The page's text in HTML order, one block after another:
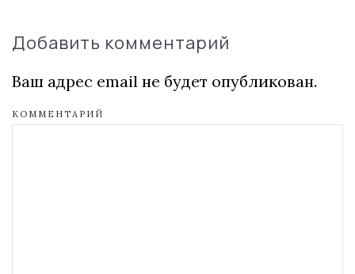
Добавить комментарий
Ваш адрес email не будет опубликован.
КОММЕНТАРИЙ